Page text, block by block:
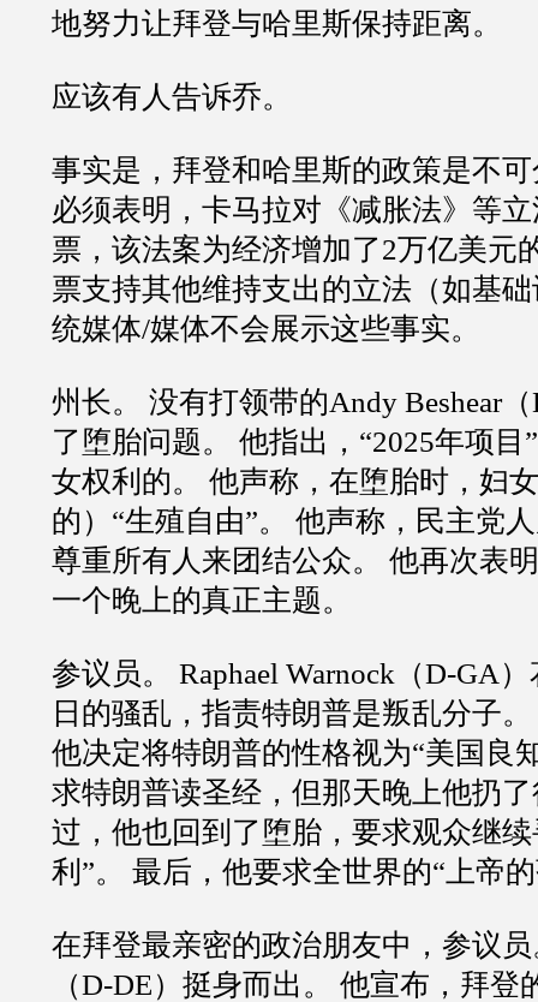
地努力让拜登与哈里斯保持距离。
应该有人告诉乔。
事实是，拜登和哈里斯的政策是不
必须表明，卡马拉对《减胀法》等
票，该法案为经济增加了2万亿美元
票支持其他维持支出的立法（如基
统媒体/媒体不会展示这些事实。
州长。 没有打领带的Andy Beshear
了堕胎问题。 他指出，“2025年项目
女权利的。 他声称，在堕胎时，妇
的）“生殖自由”。 他声称，民主党
尊重所有人来团结公众。 他再次表
一个晚上的真正主题。
参议员。 Raphael Warnock（D-GA
日的骚乱，指责特朗普是叛乱分子
他决定将特朗普的性格视为“美国良
求特朗普读圣经，但那天晚上他扔
过，他也回到了堕胎，要求观众继
利”。 最后，他要求全世界的“上帝
在拜登最亲密的政治朋友中，参议员
（D-DE）挺身而出。 他宣布，拜登